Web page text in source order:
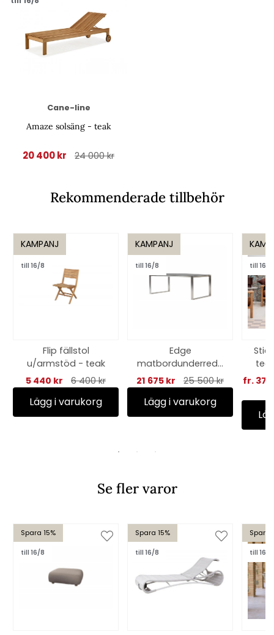
Cane-line
Amaze solsäng - teak
20 400 kr 24 000 kr
Rekommenderade tillbehör
KAMPANJ
till 16/8
Flip fällstol
u/armstöd - teak
5 440 kr
6 400 kr
Lägg i varukorg
KAMPANJ
till 16/8
Edge
matbordunderrede
m/120 cm extension
- rostfritt stål
21 675 kr 25 500 kr
Lägg i varukorg
till 16/8
fr. 37
Se fler varor
Spara 15%
till 16/8
Spara 15%
till 16/8
Spara
till 16/8